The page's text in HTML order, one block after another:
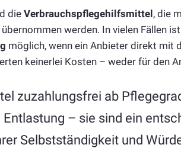
die Verbrauchspflegehilfsmittel, die
werden. In vielen Fällen
möglich, wenn ein Anbieter direkt mit
keinerlei Kosten – weder für den
zuzahlungsfrei ab
– sie sind ein
Selbstständigkeit und